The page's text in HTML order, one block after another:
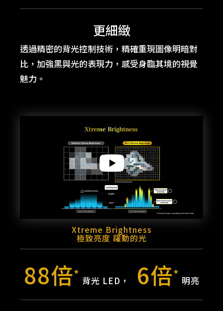
更細緻
透過精密的背光控制技術，精確重現圖像明暗對
比，加強黑與光的表現力，感受身臨其境的視覺
魅力。
Xtreme Brightness
極致亮度 躍動的光
88倍* 背光 LED， 6倍* 明亮